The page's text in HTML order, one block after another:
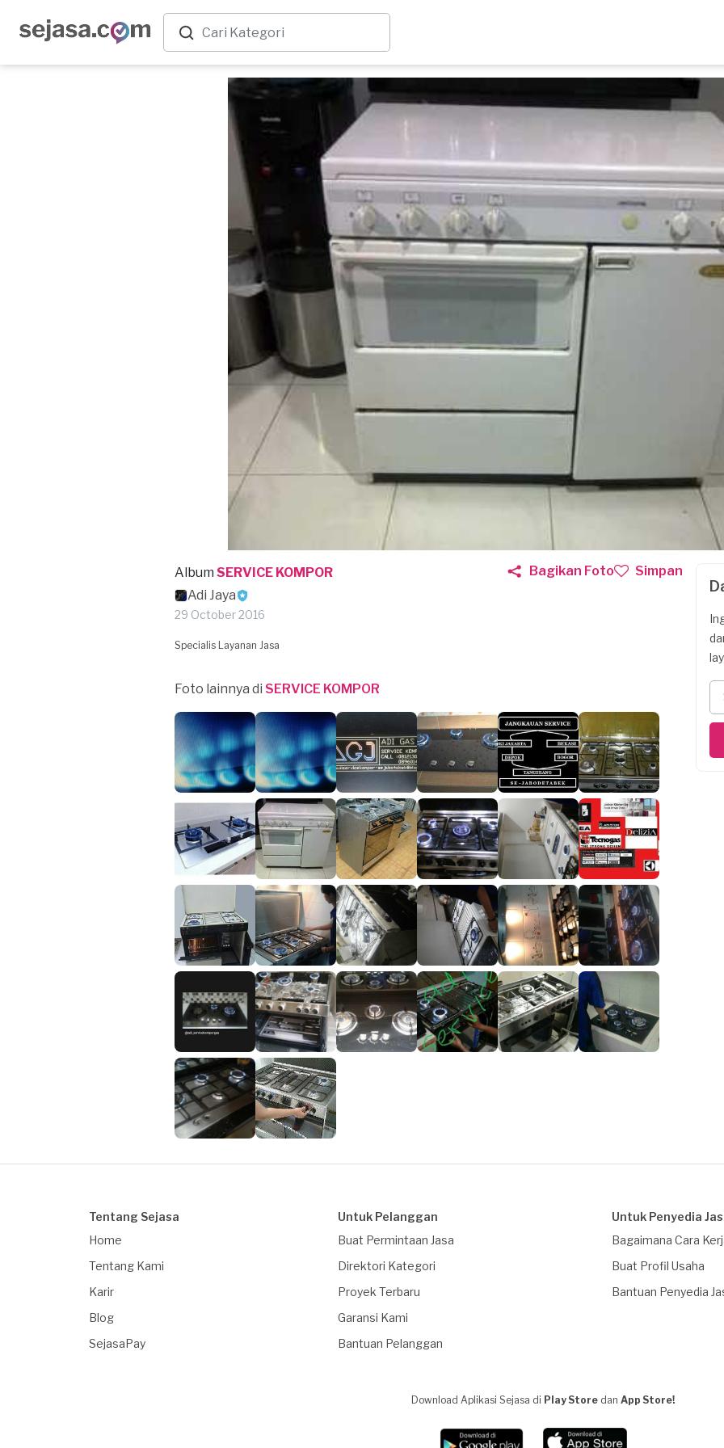
Album SERVICE KOMPOR
Adi Jaya
29 October 2016
Bagikan Foto Simpan
Specialis Layanan Jasa
Foto lainnya di SERVICE KOMPOR
Tentang Sejasa
Home
Tentang Kami
Karir
Blog
SejasaPay
Untuk Pelanggan
Buat Permintaan Jasa
Direktori Kategori
Proyek Terbaru
Garansi Kami
Bantuan Pelanggan
Untuk Penyedia
Bagaimana Cara
Buat Profil Usaha
Bantuan Penyedia
Download Aplikasi Sejasa di Play Store dan App Store!